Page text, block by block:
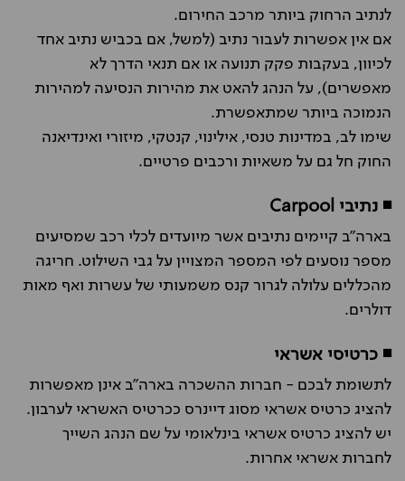
לנתיב הרחוק ביותר מרכב החירום.
אם אין אפשרות לעבור נתיב (למשל, אם בכביש נתיב אחד
לכיוון, בעקבות פקק תנועה או אם תנאי הדרך לא
מאפשרים), על הנהג להאט את מהירות הנסיעה למהירות
הנמוכה ביותר שמתאפשרת.
שימו לב, במדינות טנסי, אילינוי, קנטקי, מיזורי ואינדיאנה
החוק חל גם על משאיות ורכבים פרטיים.
◾ נתיבי Carpool
בארה"ב קיימים נתיבים אשר מיועדים לכלי רכב שמסיעים
מספר נוסעים לפי המספר המצויין על גבי השילוט. חריגה
מהכללים עלולה לגרור קנס משמעותי של עשרות ואף מאות
דולרים.
◾ כרטיסי אשראי
לתשומת לבכם - חברות ההשכרה בארה"ב אינן מאפשרות
להציג כרטיס אשראי מסוג דיינרס ככרטיס האשראי לערבון.
יש להציג כרטיס אשראי בינלאומי על שם הנהג השייך
לחברות אשראי אחרות.